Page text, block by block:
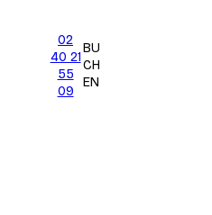
02
40 21
55
09
BU
CH
EN